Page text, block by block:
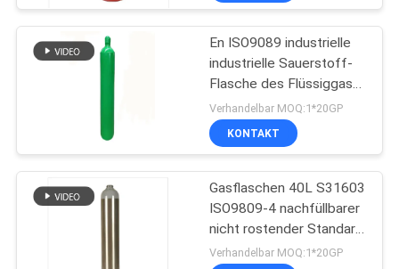
QUALITÄTSKONTROLLE
UNS
VERBINDUNG
Trockener
PulverFeuerlöscher
41
En ISO9089 industrielle
industrielle Sauerstoff-
Flasche des Flüssiggas-
Zylinder-TPED
Verhandelbar MOQ:1*20GP
KONTAKT
Gasflaschen 40L S31603
ISO9809-4 nachfüllbarer
nicht rostender Standard
UNO KD
Verhandelbar MOQ:1*20GP